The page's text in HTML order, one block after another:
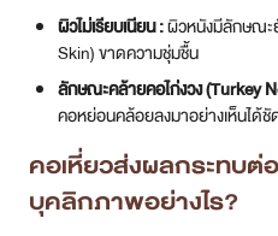
ผิวไม่เรียบเนียน :ผิวหนังมีลักษณะ
Skin) ขาดความชุ่มชื้น
ลักษณะคล้ายคอไก่งวง (Turkey
คอหย่อนคล้อยลงมาอย่างเห็นได้ชั
คอเหี่ยวส่งผลกระทบต่
บุคลิกภาพอย่างไร?